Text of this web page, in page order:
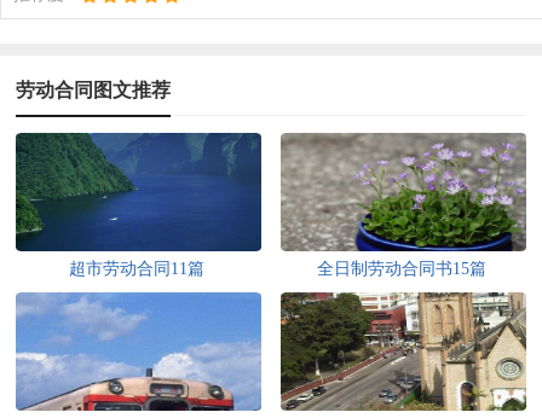
劳动合同图文推荐
超市劳动合同11篇 全日制劳动合同书15篇